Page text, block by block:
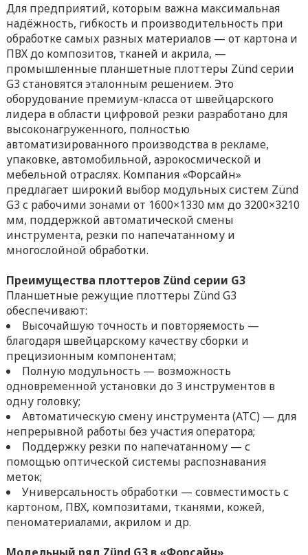
Для предприятий, которым важна максимальная
надёжность, гибкость и производительность при
обработке самых разных материалов — от картона и
ПВХ до композитов, тканей и акрила, —
промышленные планшетные плоттеры Zünd серии
G3 становятся эталонным решением. Это
оборудование премиум-класса от швейцарского
лидера в области цифровой резки разработано для
высоконагруженного, полностью
автоматизированного производства в рекламе,
упаковке, автомобильной, аэрокосмической и
мебельной отраслях. Компания «Форсайн»
предлагает широкий выбор модульных систем Zünd
G3 с рабочими зонами от 1600×1330 мм до 3200×3210
мм, поддержкой автоматической смены
инструмента, резки по напечатанному и
многослойной обработки.
Преимущества плоттеров Zünd серии G3
Планшетные режущие плоттеры Zünd G3
обеспечивают:
Высочайшую точность и повторяемость —
благодаря швейцарскому качеству сборки и
прецизионным компонентам;
Полную модульность — возможность
одновременной установки до 3 инструментов в
одну головку;
Автоматическую смену инструмента (ATC) — для
непрерывной работы без участия оператора;
Поддержку резки по напечатанному — с
помощью оптической системы распознавания
меток;
Универсальность обработки — совместимость с
картоном, ПВХ, композитами, тканями, кожей,
пеноматериалами, акрилом и др.